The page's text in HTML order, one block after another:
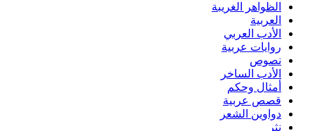
الظواهر الغريبة‏
العربية
الأدب العربي
روايات عربية
نصوص
الأدب الساخر
أمثال وحكم
قصص عربية
دواوين الشعر
نثر